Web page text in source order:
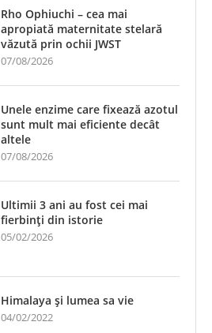
Rho Ophiuchi – cea mai
apropiată maternitate stelară
văzută prin ochii JWST
07/08/2026
Unele enzime care fixează azotul
sunt mult mai eficiente decât
altele
07/08/2026
Ultimii 3 ani au fost cei mai
fierbinți din istorie
05/02/2026
Himalaya și lumea sa vie
04/02/2022